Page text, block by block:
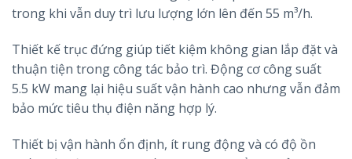
trong khi vẫn duy trì lưu lượng lớn lên đến 55 m³/h.
Thiết kế trục đứng giúp tiết kiệm không gian lắp đặt và
thuận tiện trong công tác bảo trì. Động cơ công suất
5.5 kW mang lại hiệu suất vận hành cao nhưng vẫn đảm
bảo mức tiêu thụ điện năng hợp lý.
Thiết bị vận hành ổn định, ít rung động và có độ ồn